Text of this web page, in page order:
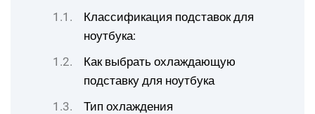
Классификация подставок для
ноутбука:
Как выбрать охлаждающую
подставку для ноутбука
Тип охлаждения